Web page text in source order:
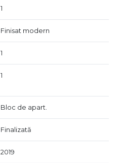
1
Finisat modern
1
1
Bloc de apart.
Finalizată
2019